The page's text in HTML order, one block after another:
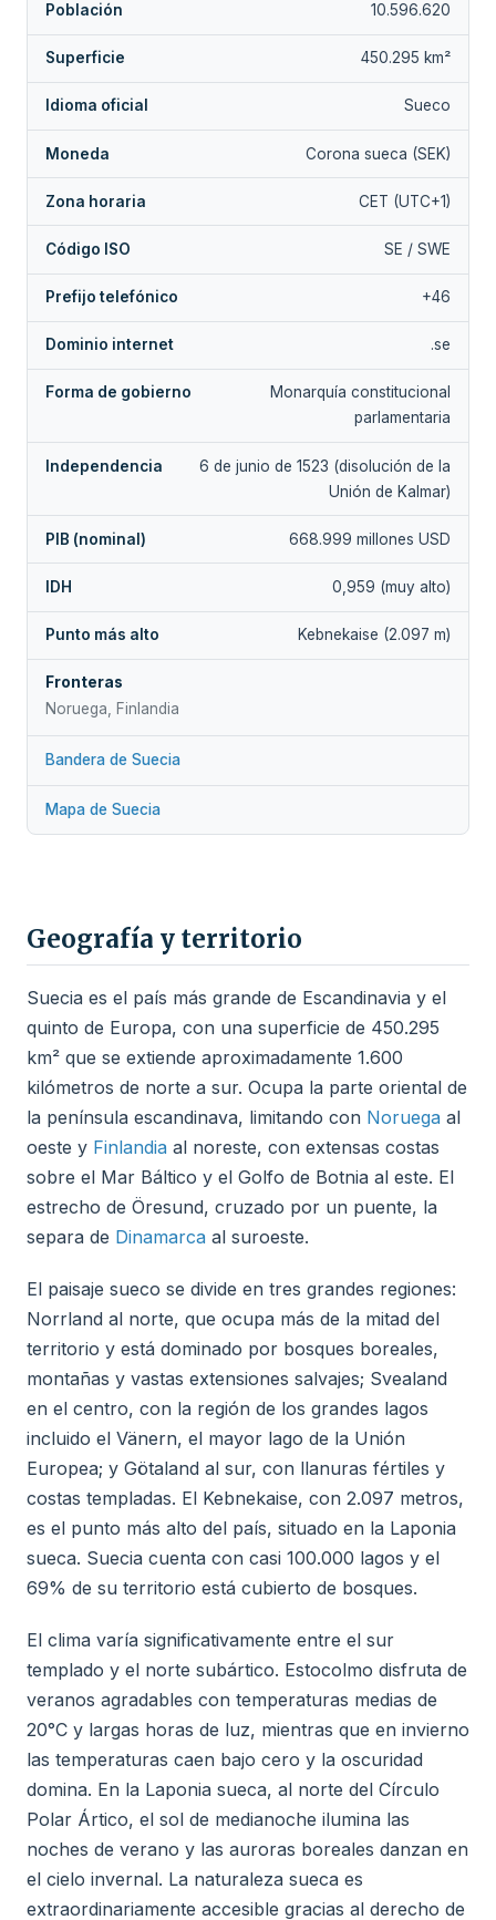
Población 10.596.620
Superficie 450.295 km²
Idioma oficial Sueco
Moneda Corona sueca (SEK)
Zona horaria CET (UTC+1)
Código ISO SE / SWE
Prefijo telefónico +46
Dominio internet .se
Forma de gobierno
Monarquía constitucional
parlamentaria
Independencia
6 de junio de 1523 (disolución de la
Unión de Kalmar)
PIB (nominal) 668.999 millones USD
IDH 0,959 (muy alto)
Punto más alto Kebnekaise (2.097 m)
Fronteras
Noruega, Finlandia
Bandera de Suecia
Mapa de Suecia
Geografía y territorio
Suecia es el país más grande de Escandinavia y el
quinto de Europa, con una superficie de 450.295
km² que se extiende aproximadamente 1.600
kilómetros de norte a sur. Ocupa la parte oriental de
la península escandinava, limitando con Noruega al
oeste y Finlandia al noreste, con extensas costas
sobre el Mar Báltico y el Golfo de Botnia al este. El
estrecho de Öresund, cruzado por un puente, la
separa de Dinamarca al suroeste.
El paisaje sueco se divide en tres grandes regiones:
Norrland al norte, que ocupa más de la mitad del
territorio y está dominado por bosques boreales,
montañas y vastas extensiones salvajes; Svealand
en el centro, con la región de los grandes lagos
incluido el Vänern, el mayor lago de la Unión
Europea; y Götaland al sur, con llanuras fértiles y
costas templadas. El Kebnekaise, con 2.097 metros,
es el punto más alto del país, situado en la Laponia
sueca. Suecia cuenta con casi 100.000 lagos y el
69% de su territorio está cubierto de bosques.
El clima varía significativamente entre el sur
templado y el norte subártico. Estocolmo disfruta de
veranos agradables con temperaturas medias de
20°C y largas horas de luz, mientras que en invierno
las temperaturas caen bajo cero y la oscuridad
domina. En la Laponia sueca, al norte del Círculo
Polar Ártico, el sol de medianoche ilumina las
noches de verano y las auroras boreales danzan en
el cielo invernal. La naturaleza sueca es
extraordinariamente accesible gracias al derecho de